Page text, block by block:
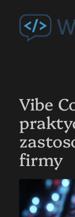
treści
Vibe
firmy